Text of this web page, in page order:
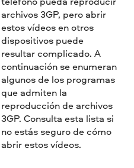
archivos 3GP, pero abrir
estos vídeos en otros
dispositivos puede
resultar complicado. A
continuación se enumeran
algunos de los programas
que admiten la
reproducción de archivos
3GP. Consulta esta lista si
no estás seguro de cómo
abrir estos vídeos.